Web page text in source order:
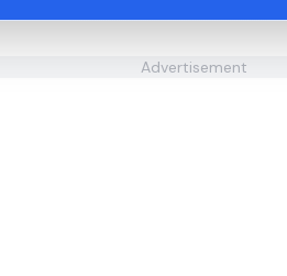
Advertisement